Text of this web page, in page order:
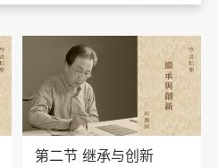
第二节 继承与创新